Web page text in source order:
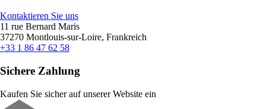
Kontaktieren Sie uns
11 rue Bernard Maris
37270 Montlouis-sur-Loire, Frankreich
+33 1 86 47 62 58
Sichere Zahlung
Kaufen Sie sicher auf unserer Website ein